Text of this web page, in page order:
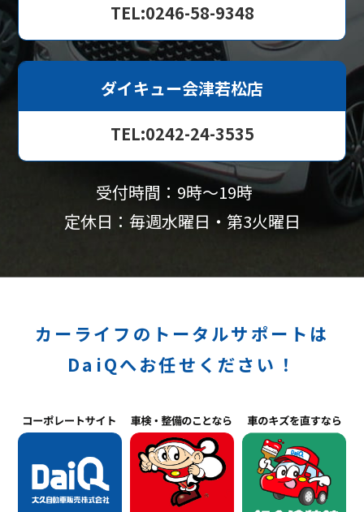
TEL:0246-58-9348
ダイキュー会津若松店
TEL:0242-24-3535
受付時間：9時〜19時
定休日：毎週水曜日・第3火曜日
カーライフのトータルサポートは
DaiQへお任せください！